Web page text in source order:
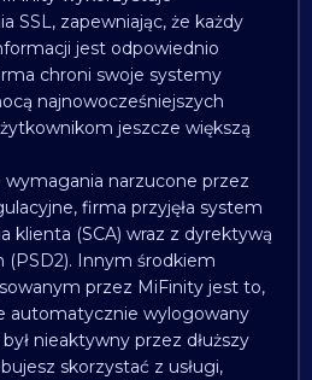
SSL, zapewniając, że każdy
jest odpowiednio
chroni swoje systemy
najnowocześniejszych
jeszcze większą
wymagania narzucone przez
firma przyjęła system
klienta (SCA) wraz z dyrektywą
(PSD2). Innym środkiem
przez MiFinity jest to,
automatycznie wylogowany
nieaktywny przez dłuższy
skorzystać z usługi,